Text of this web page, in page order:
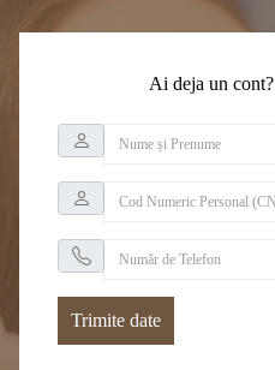
Ai deja un cont?
Trimite date